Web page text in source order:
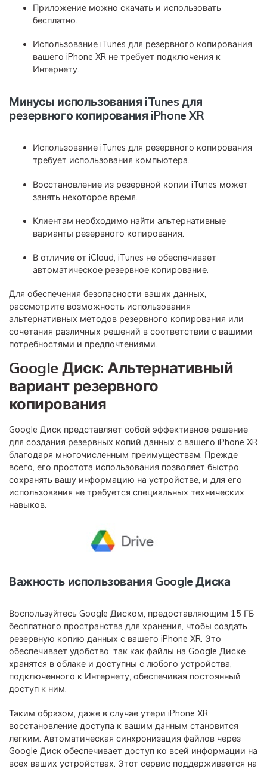
Приложение можно скачать и использовать
бесплатно.
Использование iTunes для резервного копирования
вашего iPhone XR не требует подключения к
Интернету.
Минусы использования iTunes для
резервного копирования iPhone XR
Использование iTunes для резервного копирования
требует использования компьютера.
Восстановление из резервной копии iTunes может
занять некоторое время.
Клиентам необходимо найти альтернативные
варианты резервного копирования.
В отличие от iCloud, iTunes не обеспечивает
автоматическое резервное копирование.
Для обеспечения безопасности ваших данных,
рассмотрите возможность использования
альтернативных методов резервного копирования или
сочетания различных решений в соответствии с вашими
потребностями и предпочтениями.
Google Диск: Альтернативный
вариант резервного
копирования
Google Диск представляет собой эффективное решение
для создания резервных копий данных с вашего iPhone XR
благодаря многочисленным преимуществам. Прежде
всего, его простота использования позволяет быстро
сохранять вашу информацию на устройстве, и для его
использования не требуется специальных технических
навыков.
Важность использования Google Диска
Воспользуйтесь Google Диском, предоставляющим 15 ГБ
бесплатного пространства для хранения, чтобы создать
резервную копию данных с вашего iPhone XR. Это
обеспечивает удобство, так как файлы на Google Диске
хранятся в облаке и доступны с любого устройства,
подключенного к Интернету, обеспечивая постоянный
доступ к ним.
Таким образом, даже в случае утери iPhone XR
восстановление доступа к вашим данным становится
легким. Автоматическая синхронизация файлов через
Google Диск обеспечивает доступ ко всей информации на
всех ваших устройствах. Этот сервис поддерживается на